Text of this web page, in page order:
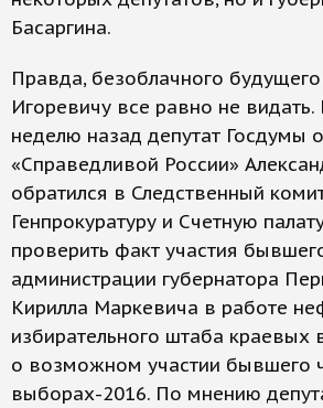
Басаргина.
Правда, безоблачного
Игоревичу все равно не видать.
неделю назад депутат Госдумы
«Справедливой России»
обратился в Следственный
Генпрокуратуру и Счетную
проверить факт участия
администрации губернатора
Кирилла Маркевича в работе
избирательного штаба краевых
о возможном участии бывшего
выборах-2016. По мнению